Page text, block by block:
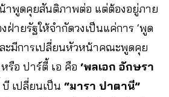
าพูดคุยสันติภาพต่อ แต่ต้องอยู่ภาย
ฝ่ายรัฐให้จำกัดวงเป็นแค่การ ‘พูด
ะมีการเปลี่ยนหัวหน้าคณะพูดคุย
รือ ปาร์ตี้ เอ คือ ‘พลเอก อักษรา
เปลี่ยนเป็น “มารา ปาตานี”